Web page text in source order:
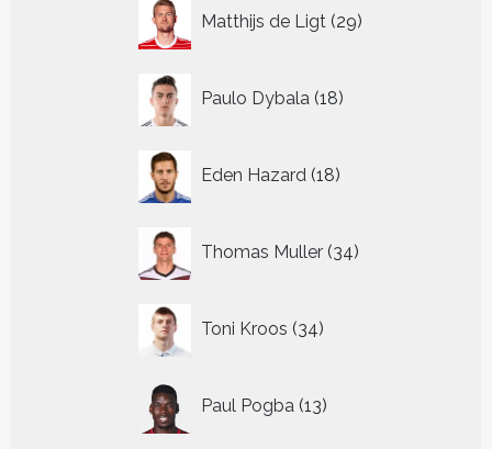
Matthijs de Ligt 29
producten
Paulo Dybala 18
producten
Eden Hazard 18
producten
Thomas Muller 34
producten
Toni Kroos 34
producten
Paul Pogba 13
producten